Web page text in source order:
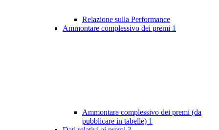
Relazione sulla Performance
Ammontare complessivo dei premi 1
Ammontare complessivo dei premi (da
pubblicare in tabelle) 1